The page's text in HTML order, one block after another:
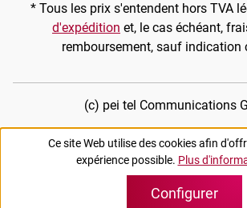
* Tous les prix s'entendent hors TVA
d'expédition et, le cas échéant,
remboursement, sauf indication
(c) pei tel Communications
Ce site Web utilise des cookies afin
expérience possible. Plus
Configurer